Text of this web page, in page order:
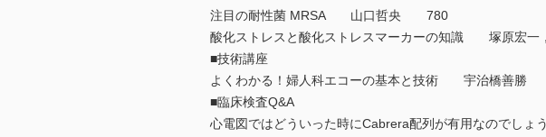
注目の耐性菌 MRSA 山口哲央 780
酸化ストレスと酸化ストレスマーカーの知識 塚原宏
■技術講座
よくわかる！婦人科エコーの基本と技術 宇治橋善
■臨床検査Q&A
心電図ではどういった時にCabrera配列が有用なの